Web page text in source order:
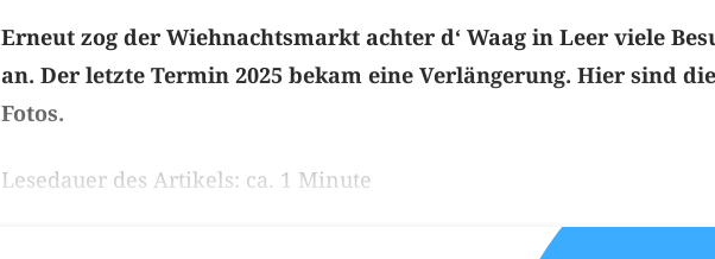
Erneut zog der Wiehnachtsmarkt achter d‘ Waag in Leer viele
an. Der letzte Termin 2025 bekam eine Verlängerung. Hier sind die
Fotos.
Lesedauer des Artikels: ca. 1 Minute